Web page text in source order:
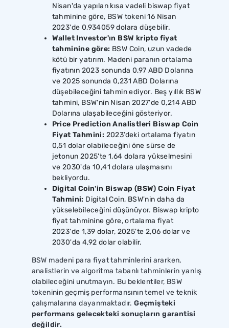
Nisan'da yapılan kısa vadeli biswap fiyat
tahminine göre, BSW tokeni 16 Nisan
2023'de 0,934059 dolara düşebilir.
Wallet Investor'ın BSW kripto fiyat
tahminine göre: BSW Coin, uzun vadede
kötü bir yatırım. Madeni paranın ortalama
fiyatının 2023 sonunda 0,97 ABD Dolarına
ve 2025 sonunda 0,231 ABD Dolarına
düşebileceğini tahmin ediyor. Beş yıllık BSW
tahmini, BSW'nin Nisan 2027'de 0,214 ABD
Dolarına ulaşabileceğini gösteriyor.
Price Prediction Analistleri Biswap Coin
Fiyat Tahmini: 2023’deki ortalama fiyatın
0,51 dolar olabileceğini öne sürse de
jetonun 2025'te 1,64 dolara yükselmesini
ve 2030'da 10,41 dolara ulaşmasını
bekliyordu.
Digital Coin'in Biswap (BSW) Coin Fiyat
Tahmini: Digital Coin, BSW'nin daha da
yükselebileceğini düşünüyor. Biswap kripto
fiyat tahminine göre, ortalama fiyat
2023'de 1,39 dolar, 2025'te 2,06 dolar ve
2030'da 4,92 dolar olabilir.
BSW madeni para fiyat tahminlerini ararken,
analistlerin ve algoritma tabanlı tahminlerin yanlış
olabileceğini unutmayın. Bu beklentiler, BSW
tokeninin geçmiş performansının temel ve teknik
çalışmalarına dayanmaktadır.Geçmişteki
performans gelecekteki sonuçların garantisi
değildir.